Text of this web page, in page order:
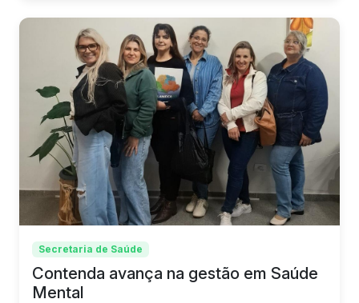
Secretaria de Saúde
Contenda avança na gestão em Saúde
Mental